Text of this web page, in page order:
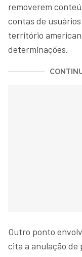
removerem
contas de
território
determinações.
Outro ponto
cita a anulação de